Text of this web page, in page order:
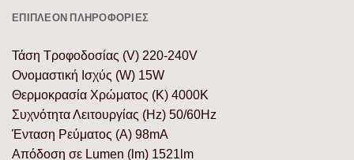
ΕΠΙΠΛΈΟΝ ΠΛΗΡΟΦΟΡΊΕΣ
Τάση Τροφοδοσίας (V) 220-240V
Ονομαστική Ισχύς (W) 15W
Θερμοκρασία Χρώματος (K) 4000K
Συχνότητα Λειτουργίας (Hz) 50/60Hz
Ένταση Ρεύματος (Α) 98mA
Απόδοση σε Lumen (lm) 1521lm